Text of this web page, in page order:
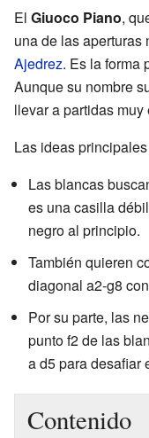
El Giuoco Piano,
una de las aperturas
Ajedrez. Es la forma
Aunque su nombre
llevar a partidas
Las ideas
Las blancas
es una casilla
negro al principio.
También quieren
diagonal a2-g8
Por su parte, las
punto f2 de las
a d5 para desafiar
Contenido